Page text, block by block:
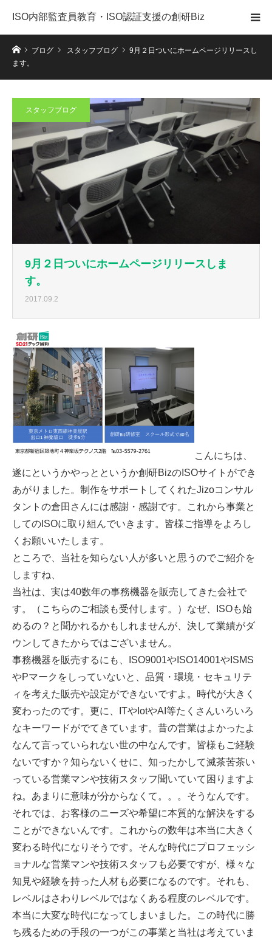
ISO内部監査員教育・ISO認証支援の創研Biz
ホームブログ スタッフブログ
9月２日ついにホームページリリースし
ます。
スタッフブログ
9月２日ついにホームページリリースしま
す。
2017.09.2
こんにちは、
遂にというかやっとというか創研BizのISOサイトができ
あがりました。制作をサポートしてくれたJizoコンサル
タントの倉田さんには感謝・感謝です。これから事業と
してのISOに取り組んでいきます。皆様ご指導をよろし
くお願いいたします。
ところで、当社を知らない人が多いと思うのでご紹介を
しますね、
当社は、実は40数年の事務機器を販売してきた会社で
す。（こちらのご相談も受付します。）なぜ、ISOも始
めるの？と聞かれるかもしれませんが、決して業績がダ
ウンしてきたからではございません。
事務機器を販売するにも、ISO9001やISO14001やISMS
やPマークをしっていないと、品質・環境・セキュリテ
ィを考えた販売や設定ができないですよ。時代が大きく
変わったのです。更に、ITやIotやAI等たくさんいろいろ
なキーワードがでてきています。昔の営業はよかったよ
なんて言っていられない世の中なんです。皆様もご経験
ないですか？知らないくせに、知ったかして滅茶苦茶い
っている営業マンや技術スタッフ聞いていて困りますよ
ね。あまりに意味が分からなくて。。。そうなんです。
それでは、お客様のニーズや希望に本質的な解決をする
ことができないんです。これからの数年は本当に大きく
変わる時代になりそうです。そんな時代にプロフェッシ
ョナルな営業マンや技術スタッフも必要ですが、様々な
知見や経験を持った人材も必要になるのです。それも、
レベルはさわりレベルではなくある程度のレベルです。
本当に大変な時代になってしまいました。この時代に勝
ち残るための手段の一つがこの事業と当社は考えていま